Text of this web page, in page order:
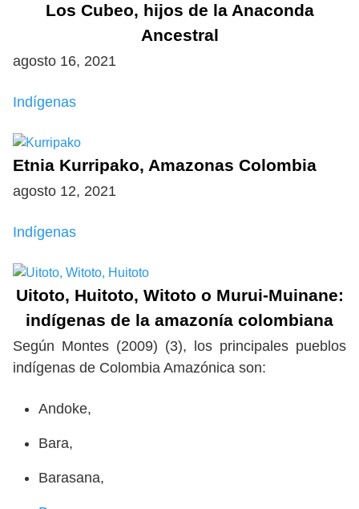
Los Cubeo, hijos de la Anaconda
Ancestral
agosto 16, 2021
Indígenas
Etnia Kurripako, Amazonas Colombia
agosto 12, 2021
Indígenas
Uitoto, Huitoto, Witoto o Murui-Muinane:
indígenas de la amazonía colombiana
Según Montes (2009) (3), los principales pueblos
indígenas de Colombia Amazónica son:
Andoke,
Bara,
Barasana,